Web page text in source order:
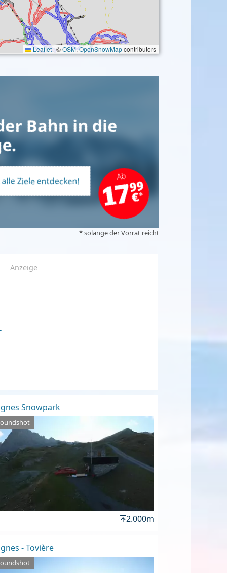
Leaflet|©OSM,OpenSnowMapcontributors
Bahn in die
alle Ziele entdecken!
* solange der Vorrat reicht
Anzeige
Snowpark
2.000m
- Tovière